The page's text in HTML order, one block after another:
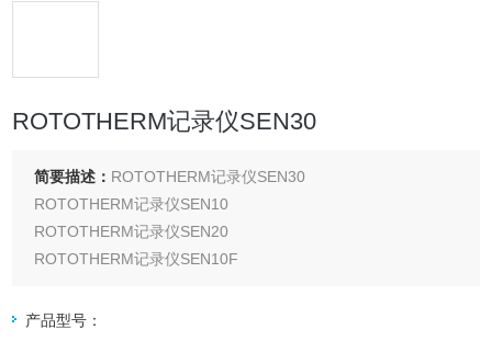
ROTOTHERM记录仪SEN30
简要描述： ROTOTHERM记录仪SEN30
ROTOTHERM记录仪SEN10
ROTOTHERM记录仪SEN20
ROTOTHERM记录仪SEN10F
ROTOTHERM记录仪SEN20KD
产品型号：